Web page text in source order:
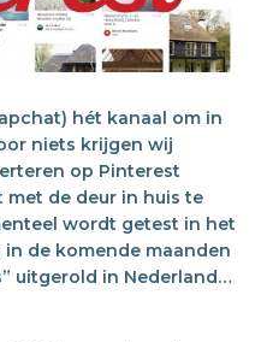
hét kanaal om in
niets krijgen wij
op Pinterest
met de deur in huis te
wordt getest in het
in de komende maanden
uitgerold in Nederland…